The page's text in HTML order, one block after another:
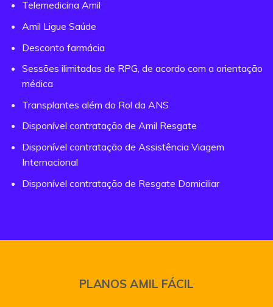
Telemedicina Amil
Amil Ligue Saúde
Desconto farmácia
Sessões ilimitadas de RPG, de acordo com a orientação
médica
Transplantes além do Rol da ANS
Disponível contratação de Amil Resgate
Disponível contratação de Assistência Viagem
Internacional
Disponível contratação de Resgate Domiciliar
PLANOS AMIL FÁCIL